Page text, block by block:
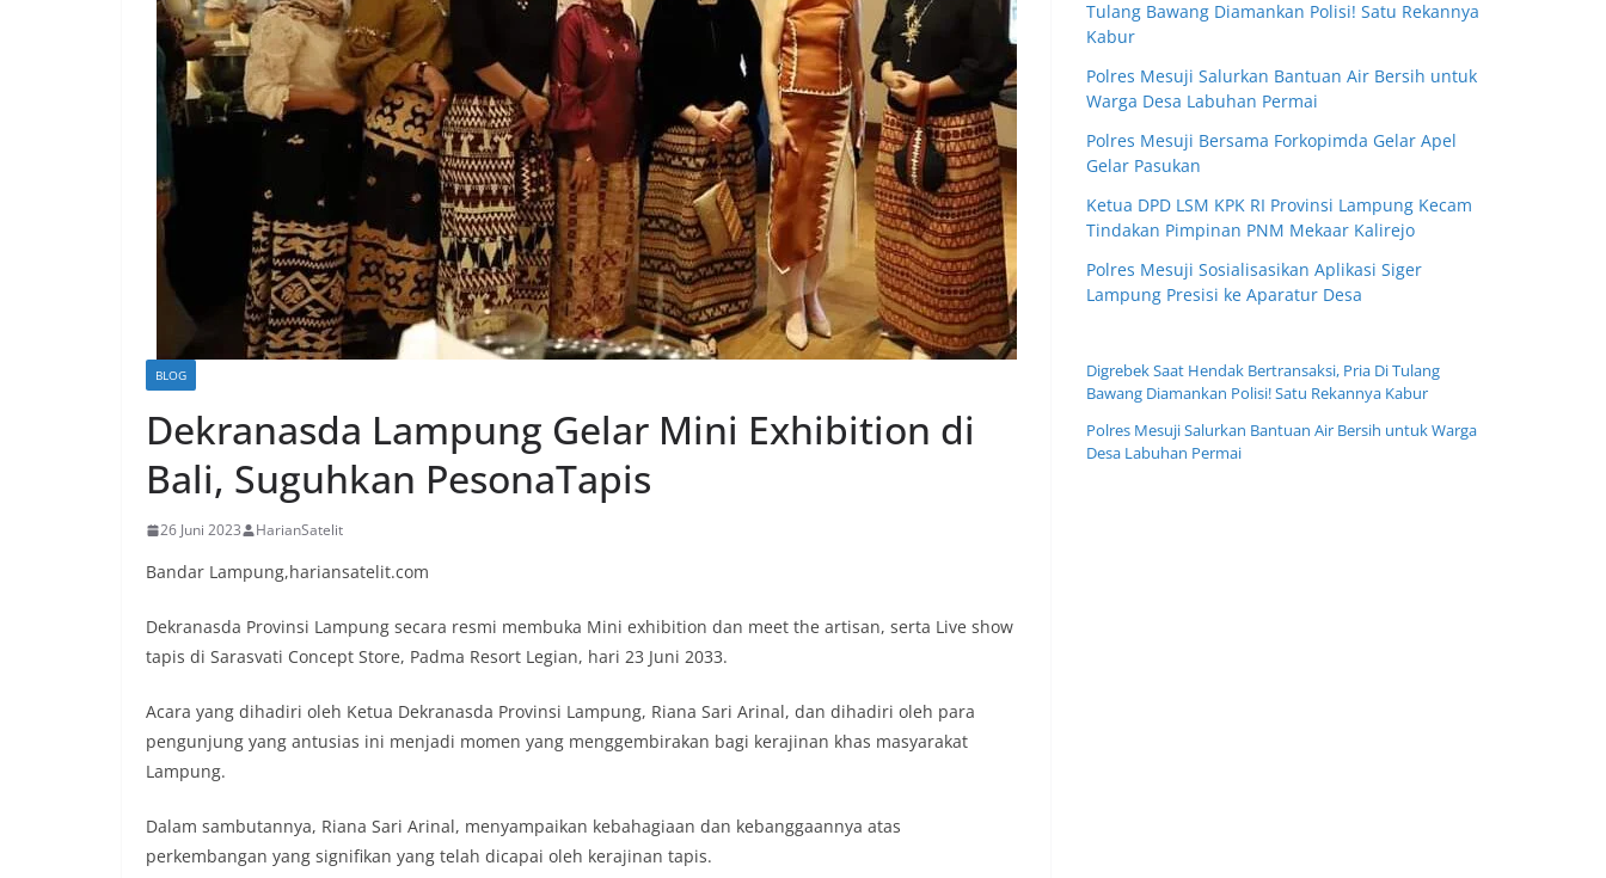
BLOG
Dekranasda Lampung Gelar Mini Exhibition di
Bali, Suguhkan PesonaTapis
26 Juni 2023 HarianSatelit
Bandar Lampung,hariansatelit.com
Dekranasda Provinsi Lampung secara resmi membuka Mini exhibition dan meet the artisan, serta Live show
tapis di Sarasvati Concept Store, Padma Resort Legian, hari 23 Juni 2033.
Acara yang dihadiri oleh Ketua Dekranasda Provinsi Lampung, Riana Sari Arinal, dan dihadiri oleh para
pengunjung yang antusias ini menjadi momen yang menggembirakan bagi kerajinan khas masyarakat
Lampung.
Dalam sambutannya, Riana Sari Arinal, menyampaikan kebahagiaan dan kebanggaannya atas
perkembangan yang signifikan yang telah dicapai oleh kerajinan tapis.
Tulang Bawang Diamankan Polisi! Satu Rekannya
Kabur
Polres Mesuji Salurkan Bantuan Air Bersih untuk
Warga Desa Labuhan Permai
Polres Mesuji Bersama Forkopimda Gelar Apel
Gelar Pasukan
Ketua DPD LSM KPK RI Provinsi Lampung Kecam
Tindakan Pimpinan PNM Mekaar Kalirejo
Polres Mesuji Sosialisasikan Aplikasi Siger
Lampung Presisi ke Aparatur Desa
Digrebek Saat Hendak Bertransaksi, Pria Di Tulang
Bawang Diamankan Polisi! Satu Rekannya Kabur
Polres Mesuji Salurkan Bantuan Air Bersih untuk Warga
Desa Labuhan Permai